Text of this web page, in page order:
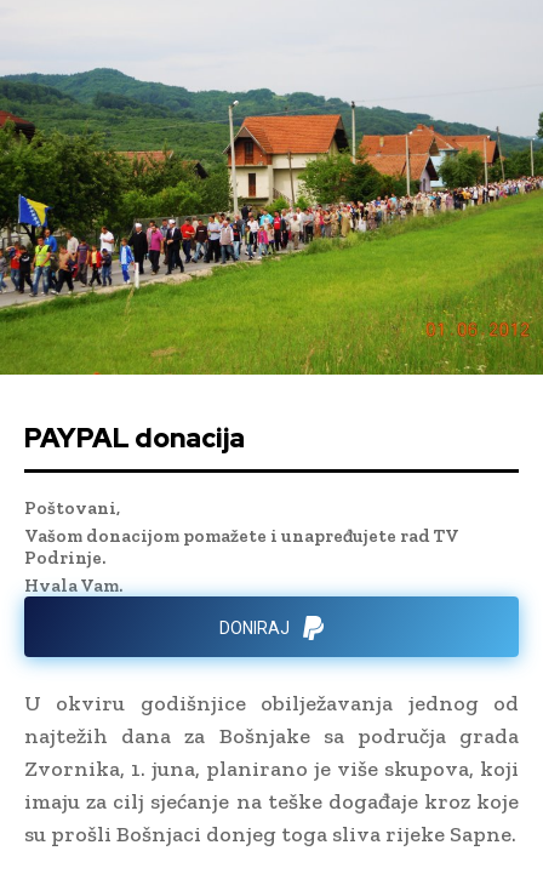
PAYPAL donacija
Poštovani,
Vašom donacijom pomažete i unapređujete rad TV
Podrinje.
Hvala Vam.
DONIRAJ
U okviru godišnjice obilježavanja jednog od
najtežih dana za Bošnjake sa područja grada
Zvornika, 1. juna, planirano je više skupova, koji
imaju za cilj sjećanje na teške događaje kroz koje
su prošli Bošnjaci donjeg toga sliva rijeke Sapne.